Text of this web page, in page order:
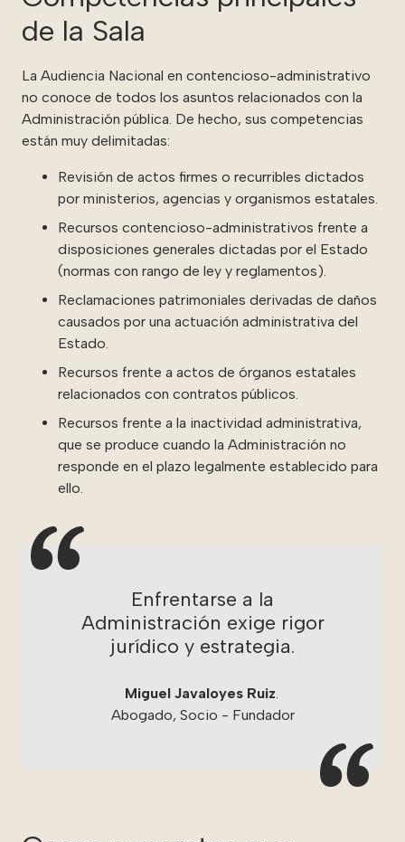
de la Sala
La Audiencia Nacional en contencioso-administrativo
no conoce de todos los asuntos relacionados con la
Administración pública. De hecho, sus competencias
están muy delimitadas:
Revisión de actos firmes o recurribles dictados
por ministerios, agencias y organismos estatales.
Recursos contencioso-administrativos frente a
disposiciones generales dictadas por el Estado
(normas con rango de ley y reglamentos).
Reclamaciones patrimoniales derivadas de daños
causados por una actuación administrativa del
Estado.
Recursos frente a actos de órganos estatales
relacionados con contratos públicos.
Recursos frente a la inactividad administrativa,
que se produce cuando la Administración no
responde en el plazo legalmente establecido para
ello.
Enfrentarse a la
Administración exige rigor
jurídico y estrategia.
Miguel Javaloyes Ruiz.
Abogado, Socio - Fundador